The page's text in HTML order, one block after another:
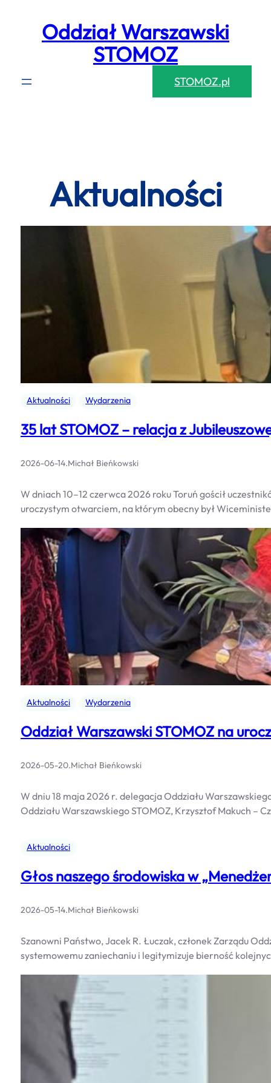
Oddział Warszawski
STOMOZ
STOMOZ.pl
Aktualności
Aktualności Wydarzenia
35 lat STOMOZ – relacja z
2026-06-14.Michał Bieńkowski
W dniach 10–12 czerwca 2026 roku Toruń gościł
uroczystym otwarciem, na którym obecny był
Aktualności Wydarzenia
Oddział Warszawski STOMOZ na
2026-05-20.Michał Bieńkowski
W dniu 18 maja 2026 r. delegacja Oddziału
Oddziału Warszawskiego STOMOZ, Krzysztof Makuch –
Aktualności
Głos naszego środowiska w
2026-05-14.Michał Bieńkowski
Szanowni Państwo, Jacek R. Łuczak, członek Zarządu
systemowemu zaniechaniu i legitymizuje bierność